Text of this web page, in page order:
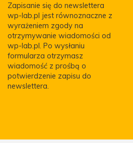
Zapisanie się do newslettera
wp-lab.pl jest równoznaczne z
wyrażeniem zgody na
otrzymywanie wiadomości od
wp-lab.pl. Po wysłaniu
formularza otrzymasz
wiadomość z prośbą o
potwierdzenie zapisu do
newslettera.